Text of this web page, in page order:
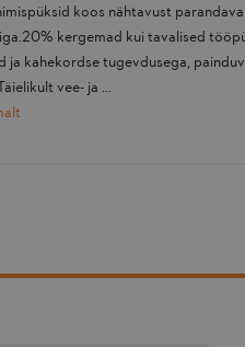
koos nähtavust parandava
kergemad kui tavalised
ja kahekordse tugevdusega,
vee- ja ...